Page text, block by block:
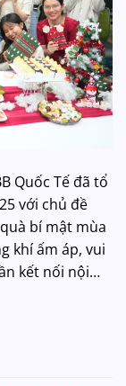
Quốc Tế đã tổ
với chủ đề
bí mật mùa
khí ấm áp, vui
kết nối nội…